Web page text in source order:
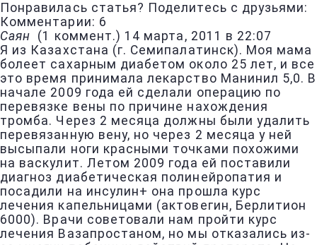
Понравилась статья? Поделитесь с друзьями:
Комментарии: 6
Саян (1 коммент.) 14 марта, 2011 в 22:07
Я из Казахстана (г. Семипалатинск). Моя мама
болеет сахарным диабетом около 25 лет, и все
это время принимала лекарство Манинил 5,0. В
начале 2009 года ей сделали операцию по
перевязке вены по причине нахождения
тромба. Через 2 месяца должны были удалить
перевязанную вену, но через 2 месяца у ней
высыпали ноги красными точками похожими
на васкулит. Летом 2009 года ей поставили
диагноз диабетическая полинейропатия и
посадили на инсулин+ она прошла курс
лечения капельницами (актовегин, Берлитион
6000). Врачи советовали нам пройти курс
лечения Вазапростаном, но мы отказались из-